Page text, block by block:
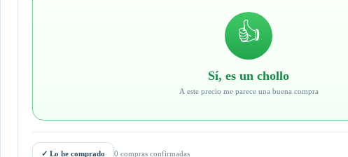
👍
Sí, es un chollo
A este precio me parece una buena compra
✓ Lo he comprado 0 compras confirmadas